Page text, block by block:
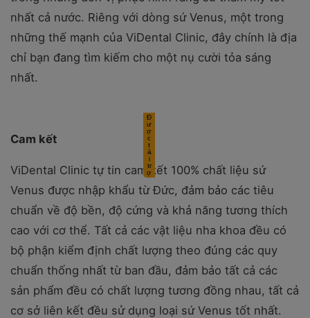
nhất cả nước. Riêng với dòng sứ Venus, một trong
những thế mạnh của ViDental Clinic, đây chính là địa
chỉ bạn đang tìm kiếm cho một nụ cười tỏa sáng
nhất.
Cam kết
ViDental Clinic tự tin cam kết 100% chất liệu sứ
Venus được nhập khẩu từ Đức, đảm bảo các tiêu
chuẩn về độ bền, độ cứng và khả năng tương thích
cao với cơ thể. Tất cả các vật liệu nha khoa đều có
bộ phận kiểm định chất lượng theo đúng các quy
chuẩn thống nhất từ ban đầu, đảm bảo tất cả các
sản phẩm đều có chất lượng tương đồng nhau, tất cả
cơ sở liên kết đều sử dụng loại sứ Venus tốt nhất.